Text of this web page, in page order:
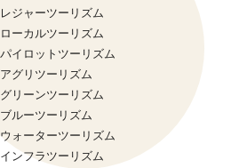
レジャーツーリズム
ローカルツーリズム
パイロットツーリズム
アグリツーリズム
グリーンツーリズム
ブルーツーリズム
ウォーターツーリズム
インフラツーリズム